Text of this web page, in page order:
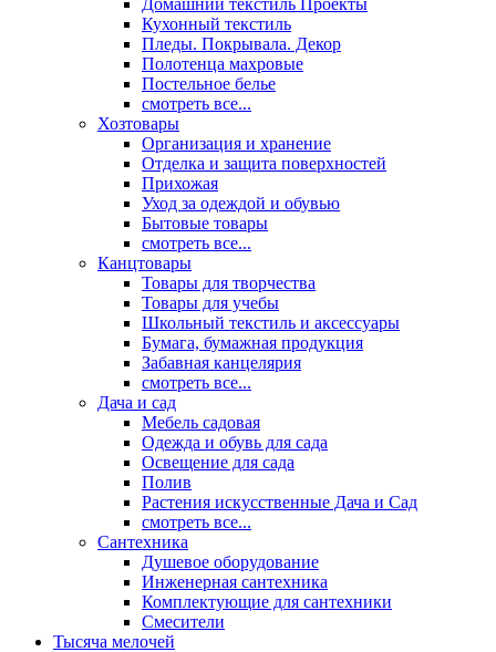
Домашний текстиль Проекты
Кухонный текстиль
Пледы. Покрывала. Декор
Полотенца махровые
Постельное белье
смотреть все...
Хозтовары
Организация и хранение
Отделка и защита поверхностей
Прихожая
Уход за одеждой и обувью
Бытовые товары
смотреть все...
Канцтовары
Товары для творчества
Товары для учебы
Школьный текстиль и аксессуары
Бумага, бумажная продукция
Забавная канцелярия
смотреть все...
Дача и сад
Мебель садовая
Одежда и обувь для сада
Освещение для сада
Полив
Растения искусственные Дача и Сад
смотреть все...
Сантехника
Душевое оборудование
Инженерная сантехника
Комплектующие для сантехники
Смесители
Тысяча мелочей